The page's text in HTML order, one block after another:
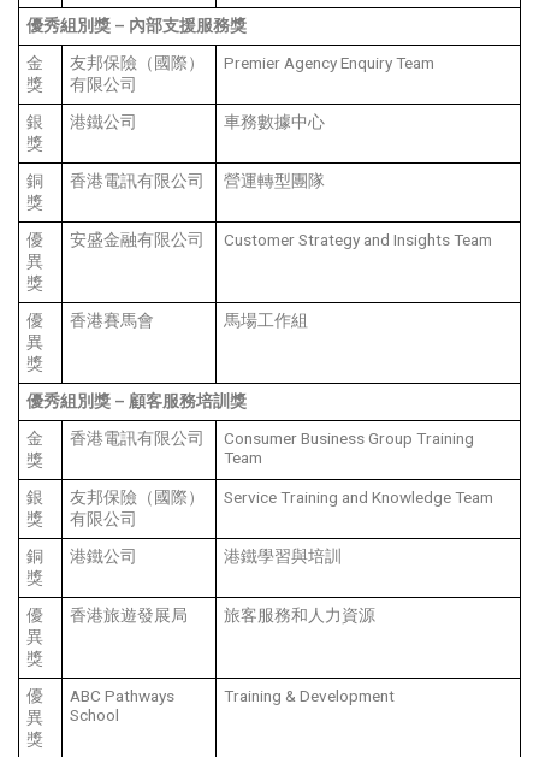
優秀組別獎 – 內部支援服務獎
金
獎
友邦保險（國際）
有限公司
Premier Agency Enquiry Team
銀
獎
港鐵公司 車務數據中心
銅
獎
香港電訊有限公司 營運轉型團隊
優
異
獎
安盛金融有限公司 Customer Strategy and Insights Team
優
異
獎
香港賽馬會 馬場工作組
優秀組別獎 – 顧客服務培訓獎
金
獎
香港電訊有限公司
Consumer Business Group Training
Team
銀
獎
友邦保險（國際）
有限公司
Service Training and Knowledge Team
銅
獎
港鐵公司 港鐵學習與培訓
優
異
獎
香港旅遊發展局 旅客服務和人力資源
優
異
獎
ABC Pathways
School
Training & Development